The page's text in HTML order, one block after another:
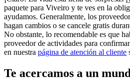
paquete para Viveiro y te ves en la
ayudamos. Generalmente, los
hagan cambios o se cancele gratis
No obstante, lo recomendable es que
proveedor de actividades para
en nuestra página de atención al cliente
Te acercamos a un